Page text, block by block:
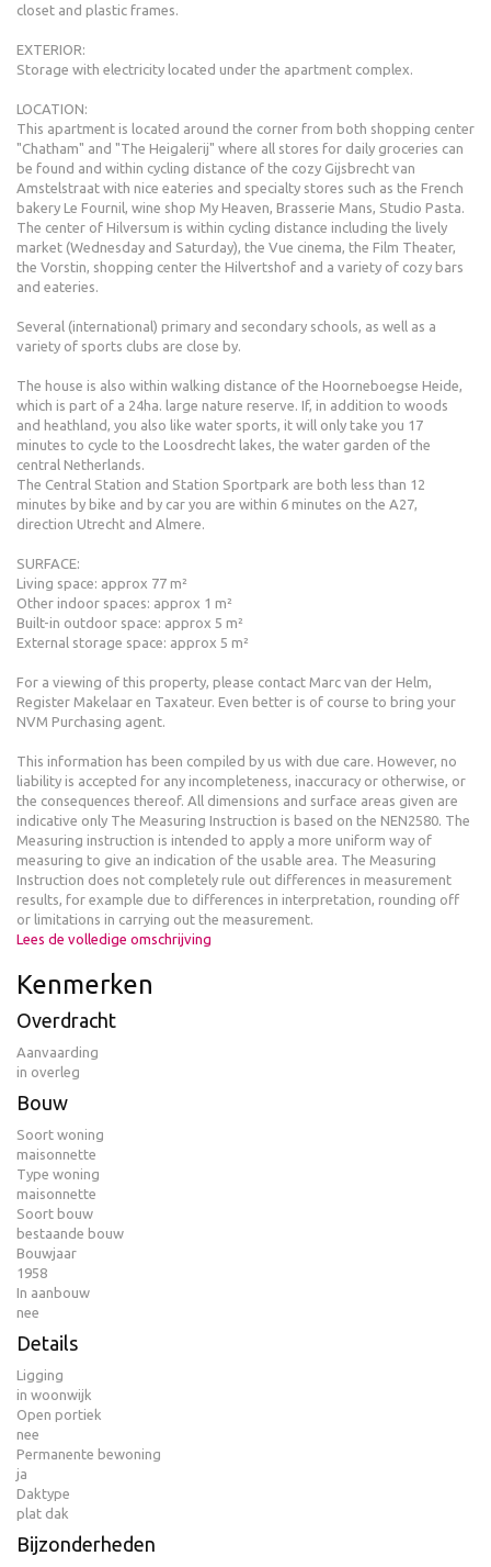
closet and plastic frames.
EXTERIOR:
Storage with electricity located under the apartment complex.
LOCATION:
This apartment is located around the corner from both shopping center
"Chatham" and "The Heigalerij" where all stores for daily groceries can
be found and within cycling distance of the cozy Gijsbrecht van
Amstelstraat with nice eateries and specialty stores such as the French
bakery Le Fournil, wine shop My Heaven, Brasserie Mans, Studio Pasta.
The center of Hilversum is within cycling distance including the lively
market (Wednesday and Saturday), the Vue cinema, the Film Theater,
the Vorstin, shopping center the Hilvertshof and a variety of cozy bars
and eateries.
Several (international) primary and secondary schools, as well as a
variety of sports clubs are close by.
The house is also within walking distance of the Hoorneboegse Heide,
which is part of a 24ha. large nature reserve. If, in addition to woods
and heathland, you also like water sports, it will only take you 17
minutes to cycle to the Loosdrecht lakes, the water garden of the
central Netherlands.
The Central Station and Station Sportpark are both less than 12
minutes by bike and by car you are within 6 minutes on the A27,
direction Utrecht and Almere.
SURFACE:
Living space: approx 77 m²
Other indoor spaces: approx 1 m²
Built-in outdoor space: approx 5 m²
External storage space: approx 5 m²
For a viewing of this property, please contact Marc van der Helm,
Register Makelaar en Taxateur. Even better is of course to bring your
NVM Purchasing agent.
This information has been compiled by us with due care. However, no
liability is accepted for any incompleteness, inaccuracy or otherwise, or
the consequences thereof. All dimensions and surface areas given are
indicative only The Measuring Instruction is based on the NEN2580. The
Measuring instruction is intended to apply a more uniform way of
measuring to give an indication of the usable area. The Measuring
Instruction does not completely rule out differences in measurement
results, for example due to differences in interpretation, rounding off
or limitations in carrying out the measurement.
Lees de volledige omschrijving
Kenmerken
Overdracht
Aanvaarding
in overleg
Bouw
Soort woning
maisonnette
Type woning
maisonnette
Soort bouw
bestaande bouw
Bouwjaar
1958
In aanbouw
nee
Details
Ligging
in woonwijk
Open portiek
nee
Permanente bewoning
ja
Daktype
plat dak
Bijzonderheden